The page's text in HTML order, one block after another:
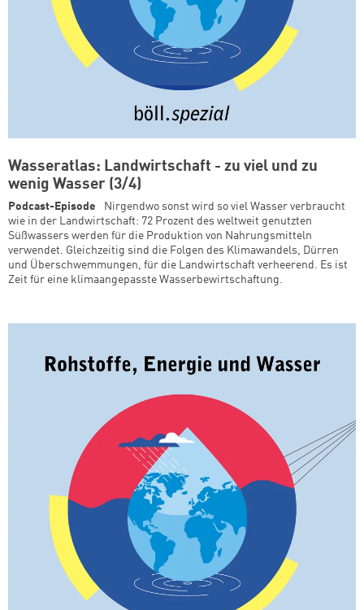
Wasseratlas: Landwirtschaft - zu viel und zu
wenig Wasser (3/4)
Podcast-Episode
Nirgendwo sonst wird so viel Wasser verbraucht
wie in der Landwirtschaft: 72 Prozent des weltweit genutzten
Süßwassers werden für die Produktion von Nahrungsmitteln
verwendet. Gleichzeitig sind die Folgen des Klimawandels, Dürren
und Überschwemmungen, für die Landwirtschaft verheerend. Es ist
Zeit für eine klimaangepasste Wasserbewirtschaftung.